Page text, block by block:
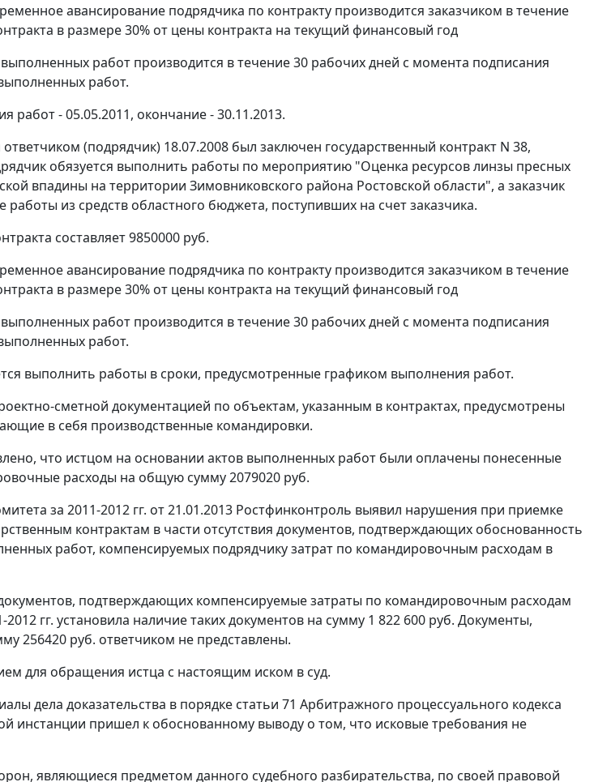
авансирование подрядчика по контракту производится заказчиком в течение
в размере 30% от цены контракта на текущий финансовый год
выполненных работ производится в течение 30 рабочих дней с момента подписания
работ.
работ - 05.05.2011, окончание - 30.11.2013.
(подрядчик) 18.07.2008 был заключен государственный контракт N 38,
обязуется выполнить работы по мероприятию "Оценка ресурсов линзы пресных
впадины на территории Зимовниковского района Ростовской области", а заказчик
из средств областного бюджета, поступивших на счет заказчика.
составляет 9850000 руб.
авансирование подрядчика по контракту производится заказчиком в течение
в размере 30% от цены контракта на текущий финансовый год
выполненных работ производится в течение 30 рабочих дней с момента подписания
работ.
выполнить работы в сроки, предусмотренные графиком выполнения работ.
сметной документацией по объектам, указанным в контрактах, предусмотрены
в себя производственные командировки.
что истцом на основании актов выполненных работ были оплачены понесенные
расходы на общую сумму 2079020 руб.
за 2011-2012 гг. от 21.01.2013 Ростфинконтроль выявил нарушения при приемке
контрактам в части отсутствия документов, подтверждающих обоснованность
работ, компенсируемых подрядчику затрат по командировочным расходам в
подтверждающих компенсируемые затраты по командировочным расходам
гг. установила наличие таких документов на сумму 1 822 600 руб. Документы,
256420 руб. ответчиком не представлены.
для обращения истца с настоящим иском в суд.
дела доказательства в порядке статьи 71 Арбитражного процессуального кодекса
инстанции пришел к обоснованному выводу о том, что исковые требования не
являющиеся предметом данного судебного разбирательства, по своей правовой